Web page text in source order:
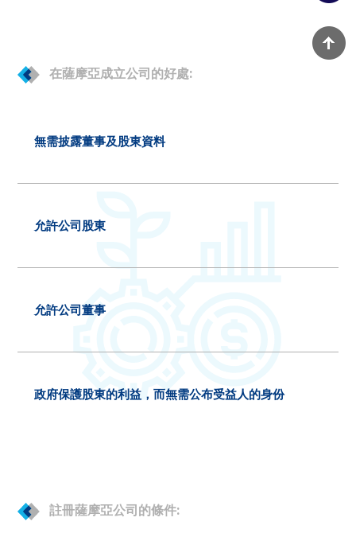
在薩摩亞成立公司的好處:
無需披露董事及股東資料
允許公司股東
允許公司董事
政府保護股東的利益，而無需公布受益人的身份
註冊薩摩亞公司的條件: